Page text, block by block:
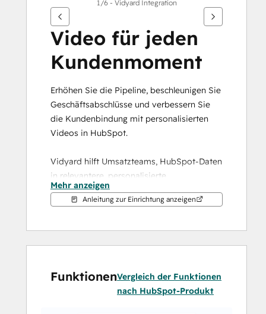
1/6 - Vidyard Integration
Video für jeden
Kundenmoment
Erhöhen Sie die Pipeline, beschleunigen Sie
Geschäftsabschlüsse und verbessern Sie
die Kundenbindung mit personalisierten
Videos in HubSpot.
Vidyard hilft Umsatzteams, HubSpot-Daten
in relevantere, personalisierte
Videokommunikation umzuwandeln.
Onboarding und Vertragsverlängerung kann
Ihr Team Videos erstellen und freigeben,
Botschaften vereinfachen und bei jeder
Interaktion über den gesamten
Mehr anzeigen
Anleitung zur Einrichtung anzeigen
FunktionenVergleich der Funktionen
nach HubSpot-Produkt